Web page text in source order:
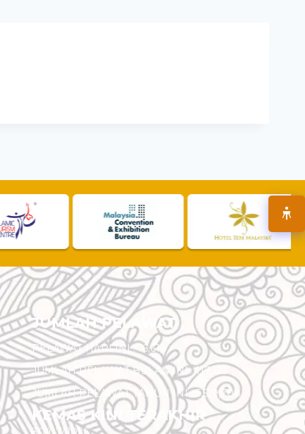
JUMLAH PELAWAT
PELAWAT HARI INI : 16,618
JUMLAH PELAWAT BULAN INI : 117,123
JUMLAH PELAWAT TAHUN INI : 5,519,708
KEMAS KINI TERAKHIR